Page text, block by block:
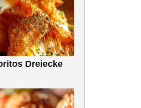
Dreiecke